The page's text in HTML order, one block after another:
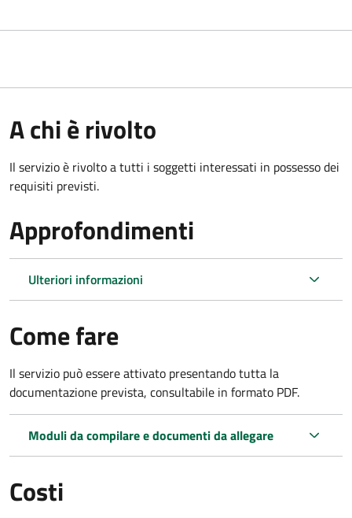
A chi è rivolto
Il servizio è rivolto a tutti i soggetti interessati in possesso dei
requisiti previsti.
Approfondimenti
Ulteriori informazioni
Come fare
Il servizio può essere attivato presentando tutta la
documentazione prevista, consultabile in formato PDF.
Moduli da compilare e documenti da allegare
Costi